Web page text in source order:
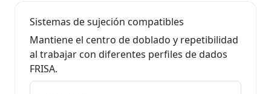
Sistemas de sujeción compatibles
Mantiene el centro de doblado y repetibilidad
al trabajar con diferentes perfiles de dados
FRISA.